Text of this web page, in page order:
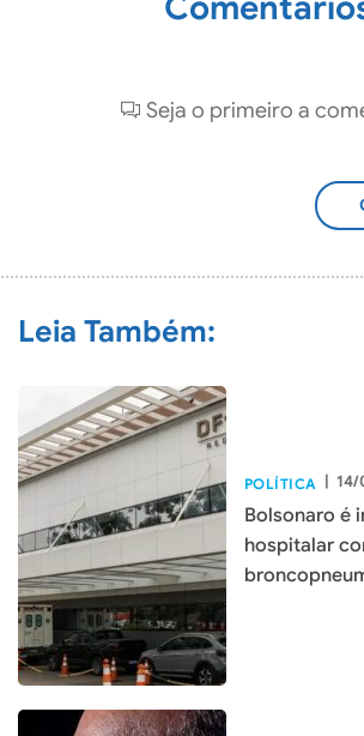
Seja o primeiro a
Leia Também:
POLÍTICA | 14/
Bolsonaro é
hospitalar